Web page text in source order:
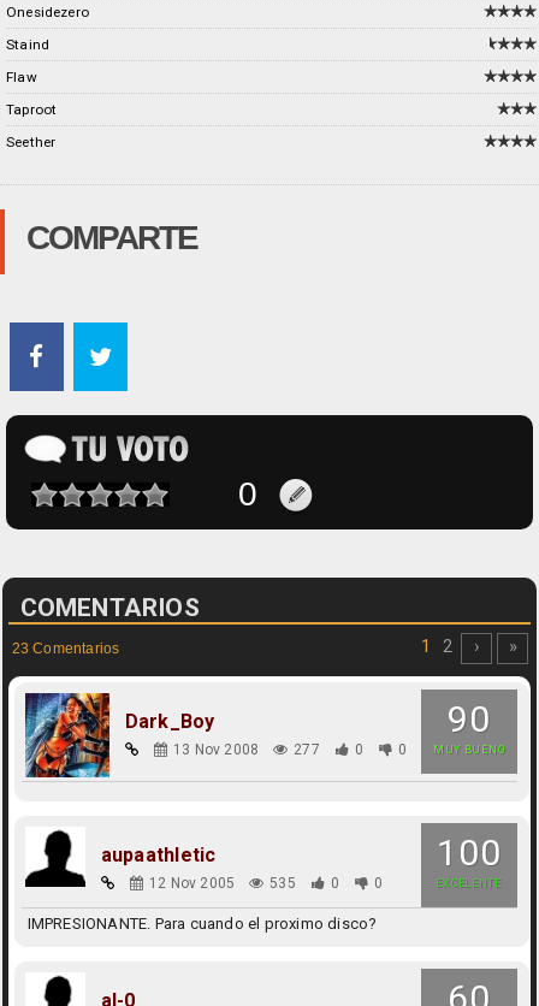
Onesidezero
Staind
Flaw
Taproot
Seether
COMPARTE
COMENTARIOS
23 Comentarios 1 2 › »
90
MUY BUENO
Dark_Boy
13 Nov 2008 277 0 0
100
EXCELENTE
aupaathletic
12 Nov 2005 535 0 0
IMPRESIONANTE. Para cuando el proximo disco?
al-0